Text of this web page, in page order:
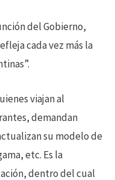
del Gobierno,
cada vez más la
viajan al
demandan
su modelo de
etc. Es la
dentro del cual